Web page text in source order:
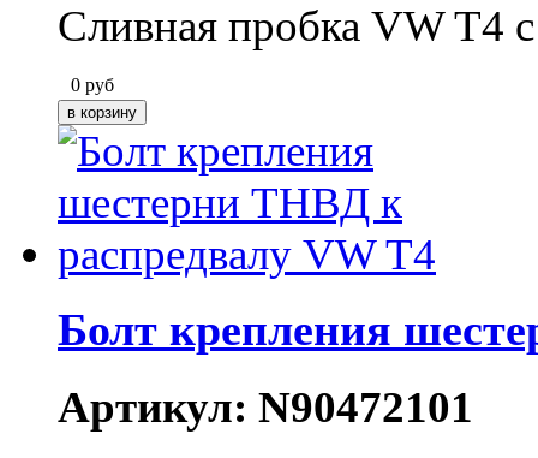
Сливная пробка VW T4
0 руб
Болт крепления
Артикул: N90472101